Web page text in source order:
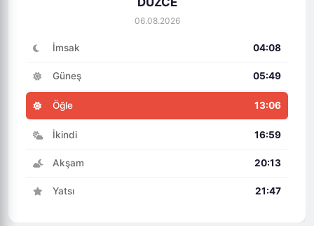
06.08.2026
İmsak 04:08
Güneş 05:49
Öğle 13:06
İkindi 16:59
Akşam 20:13
Yatsı 21:47